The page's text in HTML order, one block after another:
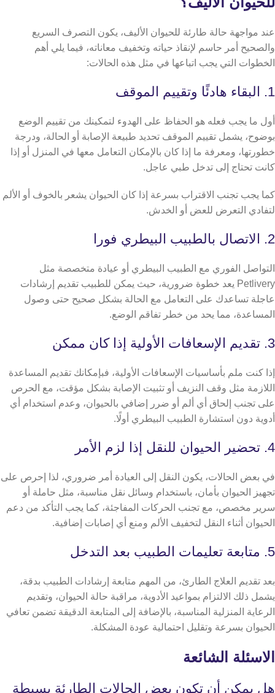
عند مواجهة حالة طارئة للحيوان الأليف، يكون التصرف السريع
والصحيح أمر حاسم لإنقاذ حياته وتخفيف معاناته، فيما يلي أهم
الخطوات التي يجب اتباعها في مثل هذه الحالات:
1. البقاء هادئًا وتقييم الموقف
أول ما يجب فعله هو الحفاظ على الهدوء لتمكينك من تقييم الوضع
بوضوح، يشمل تقييم الموقف تحديد طبيعة الإصابة أو الحالة، ودرجة
خطورتها، ومعرفة ما إذا كان بالإمكان التعامل معها في المنزل أو إذا
كانت تحتاج إلى تدخل طبي عاجل.
كما يجب تجنب الاقتراب بسرعة إذا كان الحيوان يشعر بالخوف أو الألم
لتفادي التعرض للعض أو الخدش.
2. الاتصال بالطبيب البيطري فورا
التواصل الفوري مع الطبيب البيطري أو عيادة متخصصة مثل
Petlivery يعد خطوة ضرورية، حيث يمكن للطبيب تقديم إرشادات
عاجلة تساعدك على التعامل مع الحالة بشكل صحيح حتى وصول
المساعدة، مما يحد من خطر تفاقم الوضع.
3. تقديم الإسعافات الأولية إذا كان ممكن
إذا كنت ملم بأساسيات الإسعافات الأولية، فبإمكانك تقديم المساعدة
اللازمة مثل وقف النزيف أو تثبيت الإصابة بشكل مؤقت، مع الحرص
على تجنب إلحاق أي ألم أو ضرر إضافي بالحيوان، وعدم استخدام أي
أدوية دون استشارة الطبيب البيطري أولًا.
4. تحضير الحيوان للنقل إذا لزم الأمر
في بعض الحالات، يكون النقل إلى العيادة أمر ضروري، لذا إحرص على
تجهيز الحيوان بأمان، باستخدام وسائل نقل مناسبة، مثل حاملة أو
سرير مخصص، مع تجنب الحركات المفاجئة، كما يجب التأكد من دعم
الحيوان أثناء النقل لتخفيف الألم ومنع أي إصابات إضافية.
5. متابعة تعليمات الطبيب بعد التدخل
بعد تقديم العلاج الطارئ، من المهم متابعة إرشادات الطبيب بدقة،
يشمل ذلك الالتزام بمواعيد الأدوية، مراقبة حالة الحيوان، وتقديم
الرعاية المنزلية المناسبة، بالإضافة إلى المتابعة الدقيقة تضمن تعافي
الحيوان بسرعة وتقليل احتمالية عودة المشكلة.
الاسئلة الشائعة
هل يمكن أن تكون بعض الحالات الطارئة بسيطة